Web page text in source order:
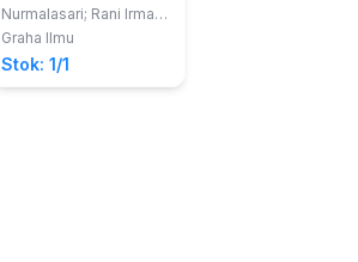
Nurmalasari; Rani Irma
Handayani; Nita Merlina
Graha Ilmu
Stok: 1/1